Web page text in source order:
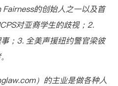
的创始人之一以及首
对亚裔学生的歧视；2.
；3. 全美声援纽约警官梁彼
）的主业是做各种人